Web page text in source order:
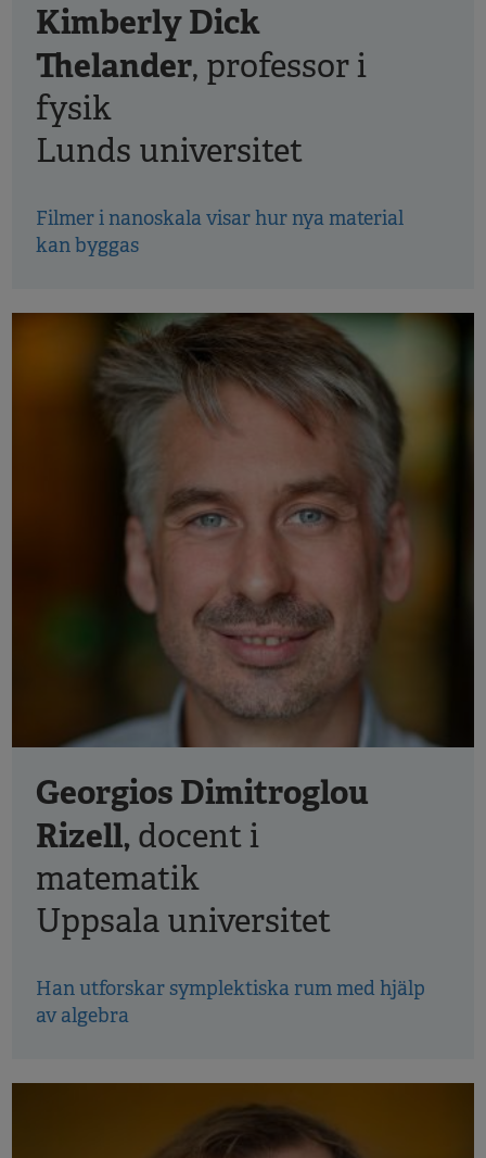
Kimberly Dick
Thelander, professor i
fysik
Lunds universitet
Filmer i nanoskala visar hur nya material
kan byggas
Georgios Dimitroglou
Rizell, docent i
matematik
Uppsala universitet
Han utforskar symplektiska rum med hjälp
av algebra